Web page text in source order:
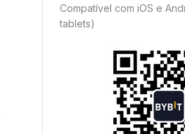
Compatível com iOS e
tablets)